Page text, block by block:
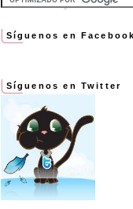
Síguenos en
Síguenos en Twitter